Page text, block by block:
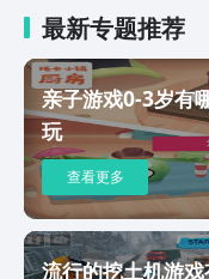
新手玩家处于开荒阶
够有效地提升角色
当然玩家也可以去
的时候可以获得大量
升角色的等级。其实
以跟月灵进行互动
月灵共同作战。毕
较多的，而月灵也
候可以选择出合适
级，而品质要是越
最新专题推荐
亲子游戏0-3岁有
玩
查看更多
流行的挖土机游